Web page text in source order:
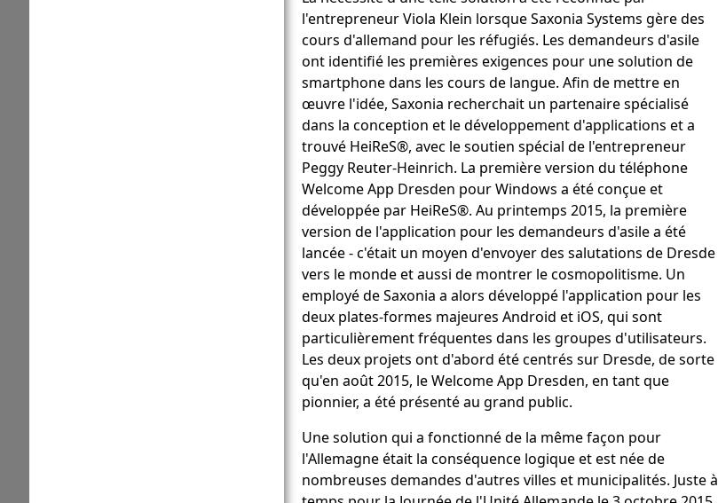
l'entrepreneur Viola Klein lorsque Saxonia Systems gère des
cours d'allemand pour les réfugiés. Les demandeurs d'asile
ont identifié les premières exigences pour une solution de
smartphone dans les cours de langue. Afin de mettre en
œuvre l'idée, Saxonia recherchait un partenaire spécialisé
dans la conception et le développement d'applications et a
trouvé HeiReS®, avec le soutien spécial de l'entrepreneur
Peggy Reuter-Heinrich. La première version du téléphone
Welcome App Dresden pour Windows a été conçue et
développée par HeiReS®. Au printemps 2015, la première
version de l'application pour les demandeurs d'asile a été
lancée - c'était un moyen d'envoyer des salutations de Dresde
vers le monde et aussi de montrer le cosmopolitisme. Un
employé de Saxonia a alors développé l'application pour les
deux plates-formes majeures Android et iOS, qui sont
particulièrement fréquentes dans les groupes d'utilisateurs.
Les deux projets ont d'abord été centrés sur Dresde, de sorte
qu'en août 2015, le Welcome App Dresden, en tant que
pionnier, a été présenté au grand public.
Une solution qui a fonctionné de la même façon pour
l'Allemagne était la conséquence logique et est née de
nombreuses demandes d'autres villes et municipalités. Juste à